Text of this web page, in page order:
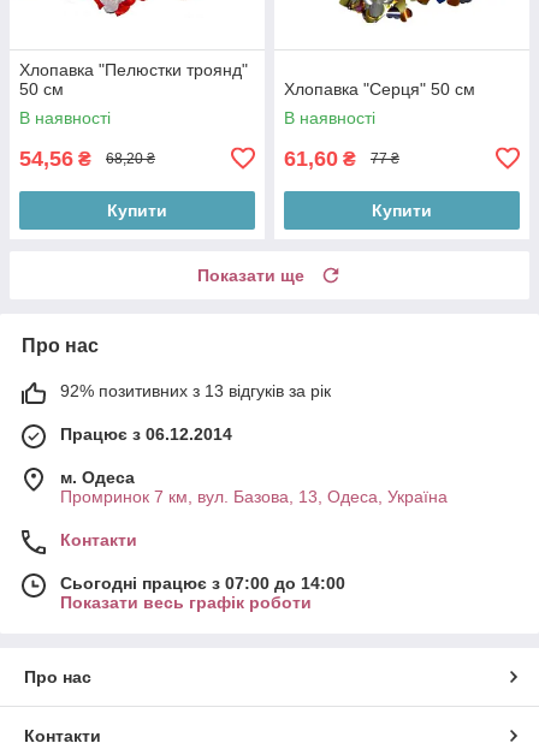
Хлопавка "Пелюстки троянд"
50 см
В наявності
54,56 ₴ 68,20 ₴
Купити
Хлопавка "Серця" 50 см
В наявності
61,60 ₴ 77 ₴
Купити
Показати ще
Про нас
92% позитивних з 13 відгуків за рік
Працює з 06.12.2014
м. Одеса
Промринок 7 км, вул. Базова, 13, Одеса, Україна
Контакти
Сьогодні працює з 07:00 до 14:00
Показати весь графік роботи
Про нас
Контакти